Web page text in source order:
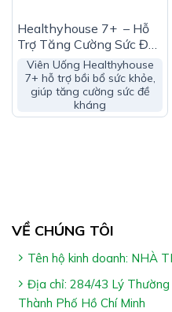
mỗi lần 1 ống
Lắc đều trước khi sử dụng
*Lưu ý:
Cảm ơn bạn đã xem bài viết
Sung Lợi Khuẩn Đường
Cần đặt hàng hoặc tư vấn
gọi tổng đài tư vấn Hệ
Healthyhouse 7+ – Hỗ
Trợ Tăng Cường Sức Đề
Kháng (Hộp 60 Viên)
Viên Uống Healthyhouse
7+ hỗ trợ bồi bổ sức khỏe,
giúp tăng cường sức đề
kháng
VỀ CHÚNG TÔI
Tên hộ kinh doanh: NHÀ
Địa chỉ: 284/43 Lý
Thành Phố Hồ Chí Minh